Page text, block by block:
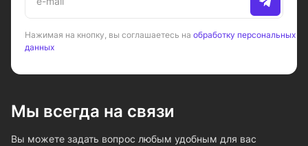
Нажимая на кнопку, вы соглашаетесь на обработку персональных
данных
Мы всегда на связи
Вы можете задать вопрос любым удобным для вас